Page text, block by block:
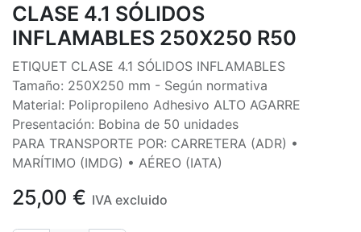
CLASE 4.1 SÓLIDOS
INFLAMABLES 250X250 R50
ETIQUET CLASE 4.1 SÓLIDOS INFLAMABLES
Tamaño: 250X250 mm - Según normativa
Material: Polipropileno Adhesivo ALTO AGARRE
Presentación: Bobina de 50 unidades
PARA TRANSPORTE POR: CARRETERA (ADR) •
MARÍTIMO (IMDG) • AÉREO (IATA)
25,00 € IVA excluido